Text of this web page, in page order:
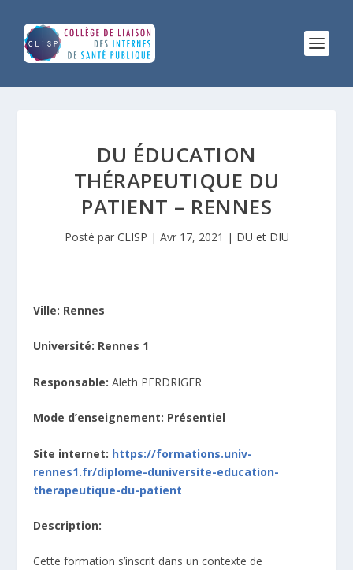
DU ÉDUCATION
THÉRAPEUTIQUE DU
PATIENT – RENNES
Posté par CLISP | Avr 17, 2021 | DU et DIU
Ville: Rennes
Université: Rennes 1
Responsable:Aleth PERDRIGER
Mode d’enseignement: Présentiel
Site internet: https://formations.univ-
rennes1.fr/diplome-duniversite-education-
therapeutique-du-patient
Description:
Cette formation s’inscrit dans un contexte de